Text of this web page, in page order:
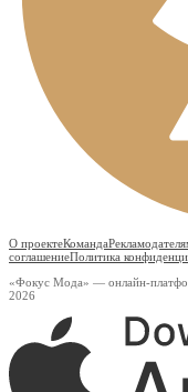
О проектеКоманда
соглашениеПолитика
«Фокус Мода» — онлайн-
2026